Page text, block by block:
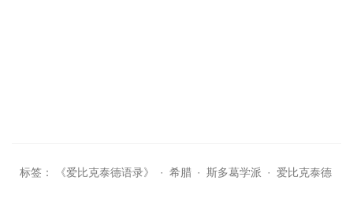
标签： 《爱比克泰德语录》 · 希腊 · 斯多葛学派 · 爱比克泰德